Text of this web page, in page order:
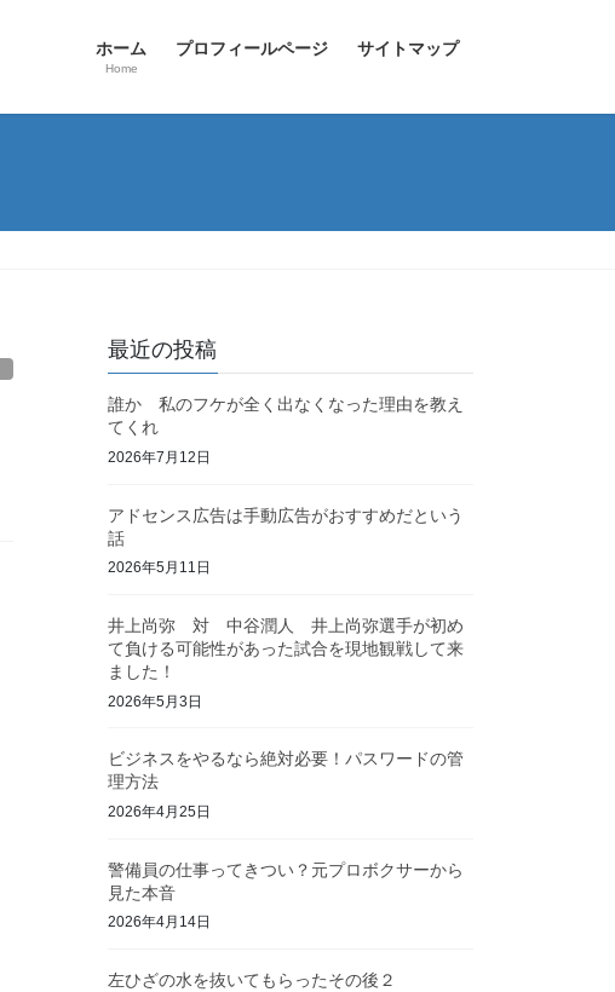
ホーム
Home
プロフィールページ サイトマップ
最近の投稿
誰か 私のフケが全く出なくなった理由を教え
てくれ
2026年7月12日
アドセンス広告は手動広告がおすすめだという
話
2026年5月11日
井上尚弥 対 中谷潤人 井上尚弥選手が初め
て負ける可能性があった試合を現地観戦して来
ました！
2026年5月3日
ビジネスをやるなら絶対必要！パスワードの管
理方法
2026年4月25日
警備員の仕事ってきつい？元プロボクサーから
見た本音
2026年4月14日
左ひざの水を抜いてもらったその後２